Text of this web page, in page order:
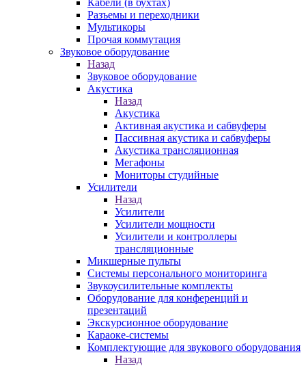
Кабели (в бухтах)
Разъемы и переходники
Мультикоры
Прочая коммутация
Звуковое оборудование
Назад
Звуковое оборудование
Акустика
Назад
Акустика
Активная акустика и сабвуферы
Пассивная акустика и сабвуферы
Акустика трансляционная
Мегафоны
Мониторы студийные
Усилители
Назад
Усилители
Усилители мощности
Усилители и контроллеры
трансляционные
Микшерные пульты
Системы персонального мониторинга
Звукоусилительные комплекты
Оборудование для конференций и
презентаций
Экскурсионное оборудование
Караоке-системы
Комплектующие для звукового оборудования
Назад